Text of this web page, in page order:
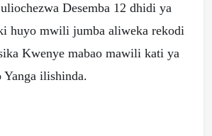
Desemba 12 dhidi ya
huyo mwili jumba aliweka rekodi
Kwenye mabao mawili kati ya
Yanga ilishinda.